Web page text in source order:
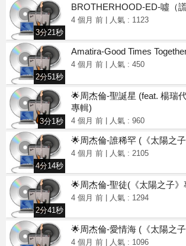
3分21秒
BROTHERHOOD-ED-噓（謊
4 個月 前 人氣 : 1123
2分51秒
Amatira-Good Times
4 個月 前 人氣 : 450
3分1秒
🌟周杰倫-聖誕星 (feat. 楊瑞
專輯)
4 個月 前 人氣 : 960
4分14秒
🌟周杰倫-誰稀罕 (《太陽之
4 個月 前 人氣 : 2105
2分41秒
🌟周杰倫-聖徒(《太陽之子》
4 個月 前 人氣 : 1294
🌟周杰倫-愛情海 (《太陽之
4 個月 前 人氣 : 1096